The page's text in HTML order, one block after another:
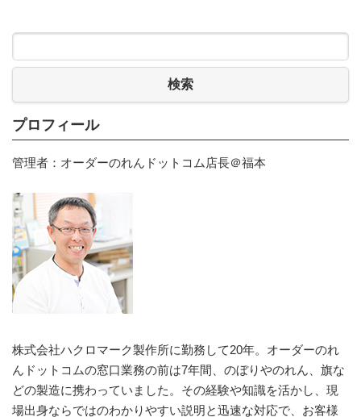
検索
プロフィール
管理者：オーダーのれんドットコム店長＠福本
株式会社ハクロマーク製作所に勤務して20年。オーダーのれ
んドットコムの窓口業務の前は7年間、のぼりやのれん、旗な
どの製造に携わっていました。その経験や知識を活かし、現
場出身ならではのわかりやすい説明と迅速な対応で、お客様